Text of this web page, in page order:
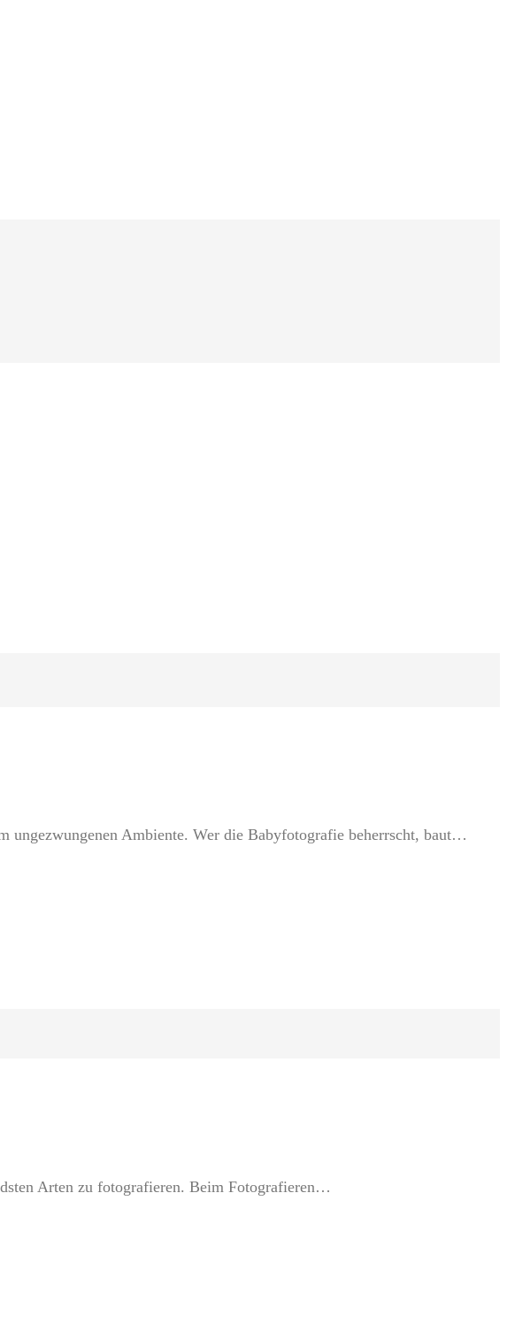
ungezwungenen Ambiente. Wer die Babyfotografie beherrscht, baut…
Arten zu fotografieren. Beim Fotografieren…